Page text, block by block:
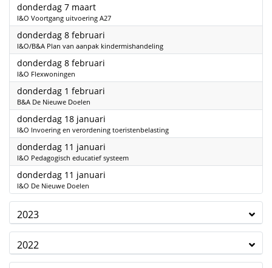
donderdag 7 maart2024
I&O Voortgang uitvoering A27
donderdag 8 februari
I&O/B&A Plan van aanpak kindermishandeling
donderdag 8 februari
I&O Flexwoningen
donderdag 1 februari
B&A De Nieuwe Doelen
donderdag 18 januari
I&O Invoering en verordening toeristenbelasting
donderdag 11 januari
I&O Pedagogisch educatief systeem
donderdag 11 januari
I&O De Nieuwe Doelen
2023
2022